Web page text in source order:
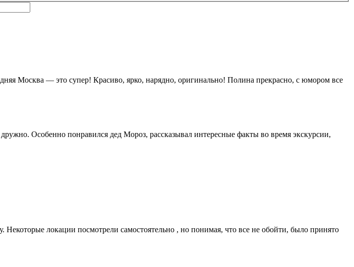
Москва — это супер! Красиво, ярко, нарядно, оригинально! Полина прекрасно, с юмором все
Особенно понравился дед Мороз, рассказывал интересные факты во время экскурсии,
локации посмотрели самостоятельно , но понимая, что все не обойти, было принято